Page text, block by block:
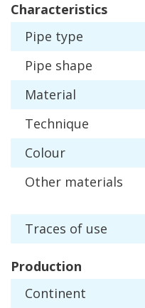
Characteristics
Pipe type
Pipe shape
Material
Technique
Colour
Other materials
Traces of use
Production
Continent